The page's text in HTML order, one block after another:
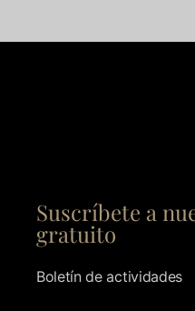
Suscríbete a
gratuito
Boletín de actividades